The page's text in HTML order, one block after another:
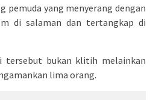
pemuda yang menyerang dengan
di salaman dan tertangkap di
tersebut bukan klitih melainkan
lima orang.